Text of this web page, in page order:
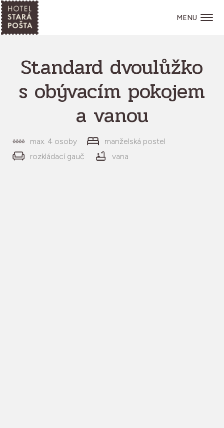
MENU
Standard dvoulůžko
s obývacím pokojem
a vanou
max. 4 osoby
manželská postel
rozkládací gauč
vana